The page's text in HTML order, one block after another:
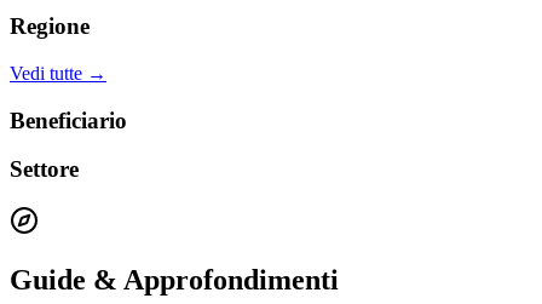
Regione
Vedi tutte →
Beneficiario
Settore
Guide & Approfondimenti